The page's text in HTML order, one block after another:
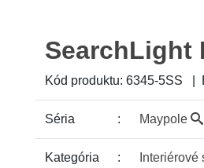
SearchLight
Kód produktu: 6345-5SS
Séria Maypole
Kategória Interiérové